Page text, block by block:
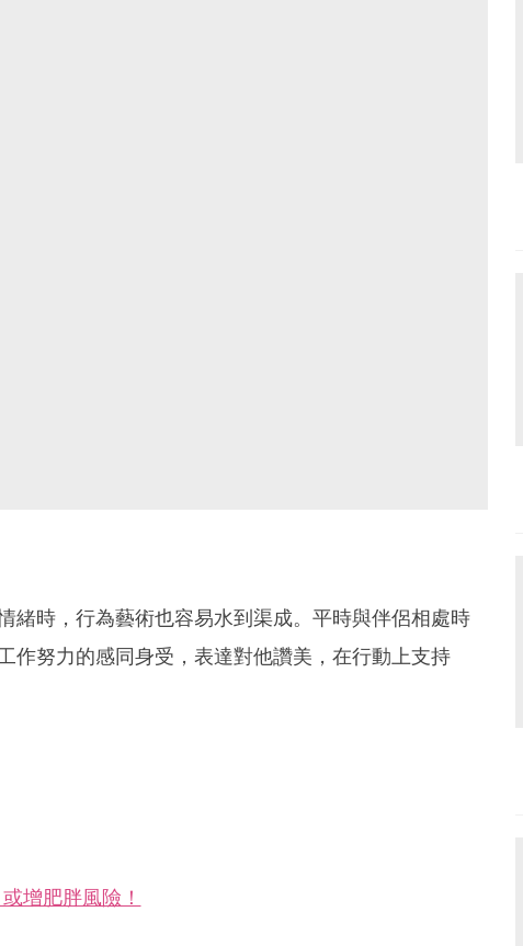
緒時，行為藝術也容易水到渠成。平時與伴侶相處時
作努力的感同身受，表達對他讚美，在行動上支持
增肥胖風險！